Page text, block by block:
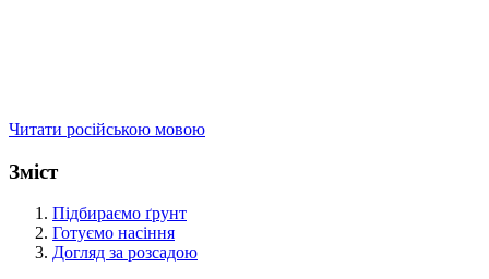
Читати російською мовою
Зміст
Підбираємо ґрунт
Готуємо насіння
Догляд за розсадою